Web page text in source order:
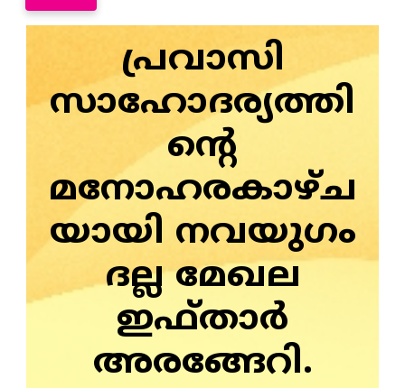
പ്രവാസി
സാഹോദര്യത്തി
ന്റെ
മനോഹരകാഴ്ച
യായി നവയുഗം
ദല്ല മേഖല
ഇഫ്താര്‍
അരങ്ങേറി.